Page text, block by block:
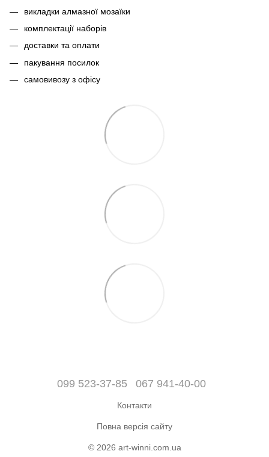
викладки алмазної мозаїки
комплектації наборів
доставки та оплати
пакування посилок
самовивозу з офісу
099 523-37-85 067 941-40-00
Контакти
Повна версія сайту
© 2026 art-winni.com.ua